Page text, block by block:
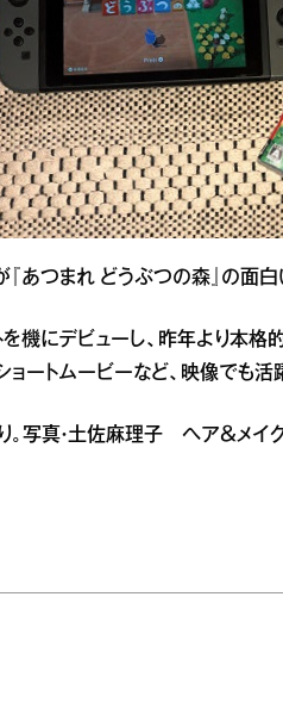
あつまれ どうぶつの森』の面白
にデビューし、昨年より本格
ョートムービーなど、映像でも活
。写真・土佐麻理子 ヘア＆メイ